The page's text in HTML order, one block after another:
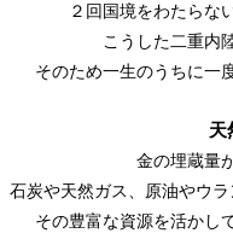
２回国境をわたらな
こうした二重内
そのため一生のうちに一
天
金の埋蔵量
石炭や天然ガス、原油やウ
その豊富な資源を活かし